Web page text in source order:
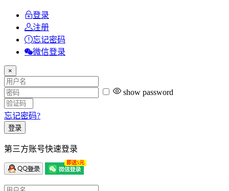
登录
注册
忘记密码
微信登录
×
show password
忘记密码?
登录
第三方账号快速登录
即送5元